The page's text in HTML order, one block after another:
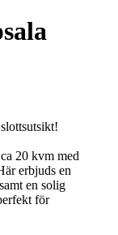
20 kvm med
erbjuds en
en solig
för